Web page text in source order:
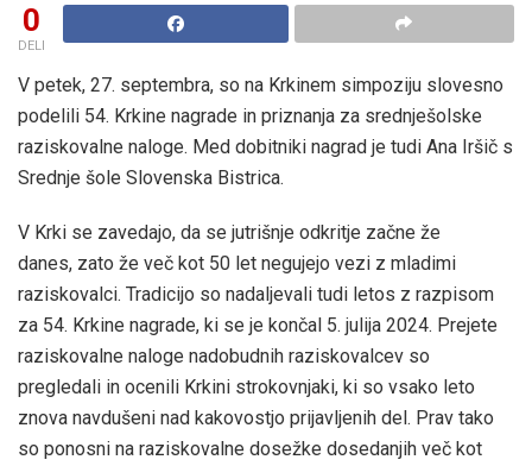
0
DELI
V petek, 27. septembra, so na Krkinem simpoziju slovesno
podelili 54. Krkine nagrade in priznanja za srednješolske
raziskovalne naloge. Med dobitniki nagrad je tudi Ana Iršič s
Srednje šole Slovenska Bistrica.
V Krki se zavedajo, da se jutrišnje odkritje začne že
danes, zato že več kot 50 let negujejo vezi z mladimi
raziskovalci. Tradicijo so nadaljevali tudi letos z razpisom
za 54. Krkine nagrade, ki se je končal 5. julija 2024. Prejete
raziskovalne naloge nadobudnih raziskovalcev so
pregledali in ocenili Krkini strokovnjaki, ki so vsako leto
znova navdušeni nad kakovostjo prijavljenih del. Prav tako
so ponosni na raziskovalne dosežke dosedanjih več kot